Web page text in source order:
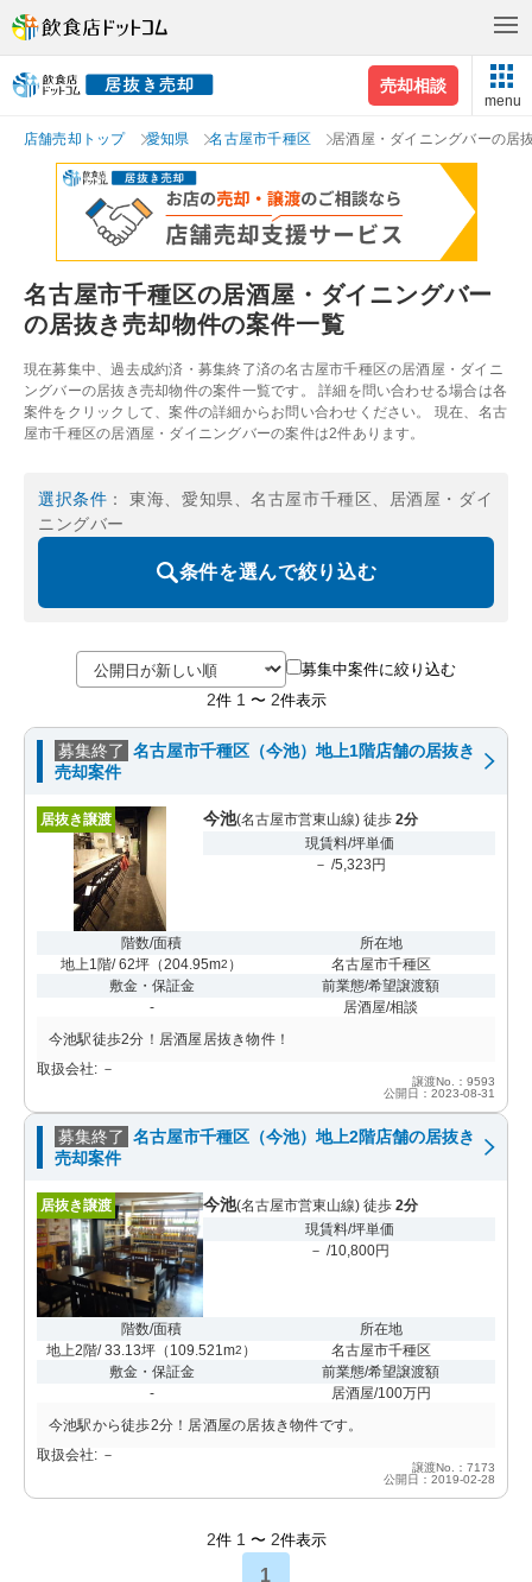
売却相談
menu
店舗売却トップ 愛知県 名古屋市千種区 居酒屋・ダイニングバーの居
名古屋市千種区の居酒屋・ダイニングバー
の居抜き売却物件の案件一覧
現在募集中、過去成約済・募集終了済の名古屋市千種区の居酒屋・ダイニ
ングバーの居抜き売却物件の案件一覧です。 詳細を問い合わせる場合は各
案件をクリックして、案件の詳細からお問い合わせください。 現在、名古
屋市千種区の居酒屋・ダイニングバーの案件は2件あります。
選択条件 ： 東海、愛知県、名古屋市千種区、居酒屋・ダイ
ニングバー
条件を選んで絞り込む
募集中案件に絞り込む
2件 1 〜 2件表示
募集終了 名古屋市千種区（今池）地上1階店舗の居抜き
売却案件
居抜き譲渡 今池(名古屋市営東山線) 徒歩 2分
現賃料/坪単価
－ /5,323円
階数/面積
地上1階/ 62坪 （204.95m2 ）
所在地
名古屋市千種区
敷金・保証金
-
前業態/希望譲渡額
居酒屋/相談
今池駅徒歩2分！居酒屋居抜き物件！
取扱会社: －
譲渡No.：9593
公開日：2023-08-31
募集終了 名古屋市千種区（今池）地上2階店舗の居抜き
売却案件
居抜き譲渡 今池(名古屋市営東山線) 徒歩 2分
現賃料/坪単価
－ /10,800円
階数/面積
地上2階/ 33.13坪 （ 109.521m2 ）
所在地
名古屋市千種区
敷金・保証金
-
前業態/希望譲渡額
居酒屋/100万円
今池駅から徒歩2分！居酒屋の居抜き物件です。
取扱会社: －
譲渡No.：7173
公開日：2019-02-28
2件 1 〜 2件表示
1